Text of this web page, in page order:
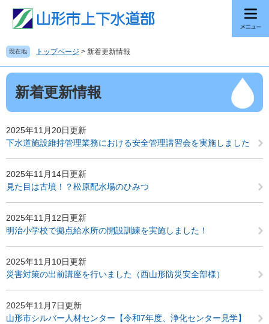
の
先
頭
。
ー
を
飛
て
文
現在地 トップページ > 新着更新情報
本
新着更新情報
2025年11月20日更新
下水道施設維持管理業務における安全管理講習会を実施しました
2025年11月14日更新
見た目は古墳！？松原配水場のひみつ
2025年11月12日更新
明治小学校で拠点給水所の開設訓練を実施しました！
2025年11月10日更新
災害対策の出前講座を行いました（西山形防災安全部様）
2025年11月7日更新
山形市シルバー人材センター【令和7年度、浄化センター見学】